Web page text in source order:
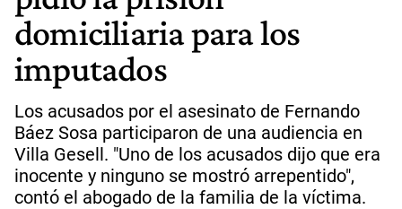
domiciliaria para los
imputados
Los acusados por el asesinato de Fernando
Báez Sosa participaron de una audiencia en
Villa Gesell. "Uno de los acusados dijo que era
inocente y ninguno se mostró arrepentido",
contó el abogado de la familia de la víctima.